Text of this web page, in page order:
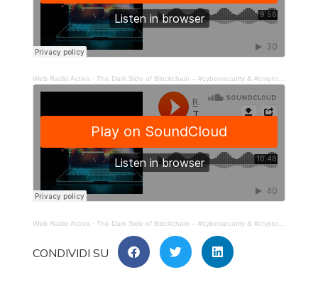
Web Radio Activa · The Dark Side of Blockchain – #cybersecurity & #cryptovalute -(p.4)
Web Radio Activa · The Dark Side of Blockchain – #cybersecurity & #cryptovalute -(p.5)